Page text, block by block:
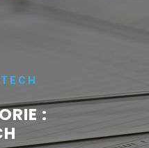
TECH
: